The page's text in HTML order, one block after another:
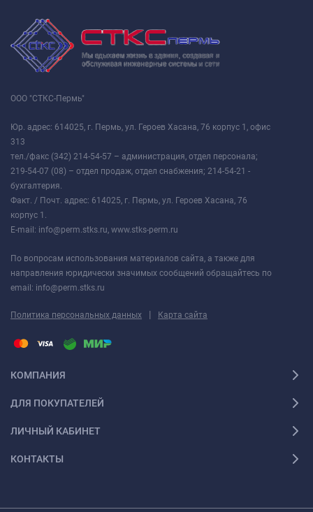
ООО "СТКС-Пермь"
Юр. адрес: 614025, г. Пермь, ул. Героев Хасана, 76 корпус 1, офис
313
тел./факс (342) 214-54-57 – администрация, отдел персонала;
219-54-07 (08) – отдел продаж, отдел снабжения; 214-54-21 -
бухгалтерия.
Факт. / Почт. адрес: 614025, г. Пермь, ул. Героев Хасана, 76
корпус 1.
E-mail: info@perm.stks.ru, www.stks-perm.ru
По вопросам использования материалов сайта, а также для
направления юридически значимых сообщений обращайтесь по
email: info@perm.stks.ru
Политика персональных данных | Карта сайта
КОМПАНИЯ
ДЛЯ ПОКУПАТЕЛЕЙ
ЛИЧНЫЙ КАБИНЕТ
КОНТАКТЫ